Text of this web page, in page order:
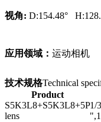
视角: D:154.48°
应用领域： 运动相机
技术规格Technical
Product
S5K3L8+S5K3L8+5P
lens
1/